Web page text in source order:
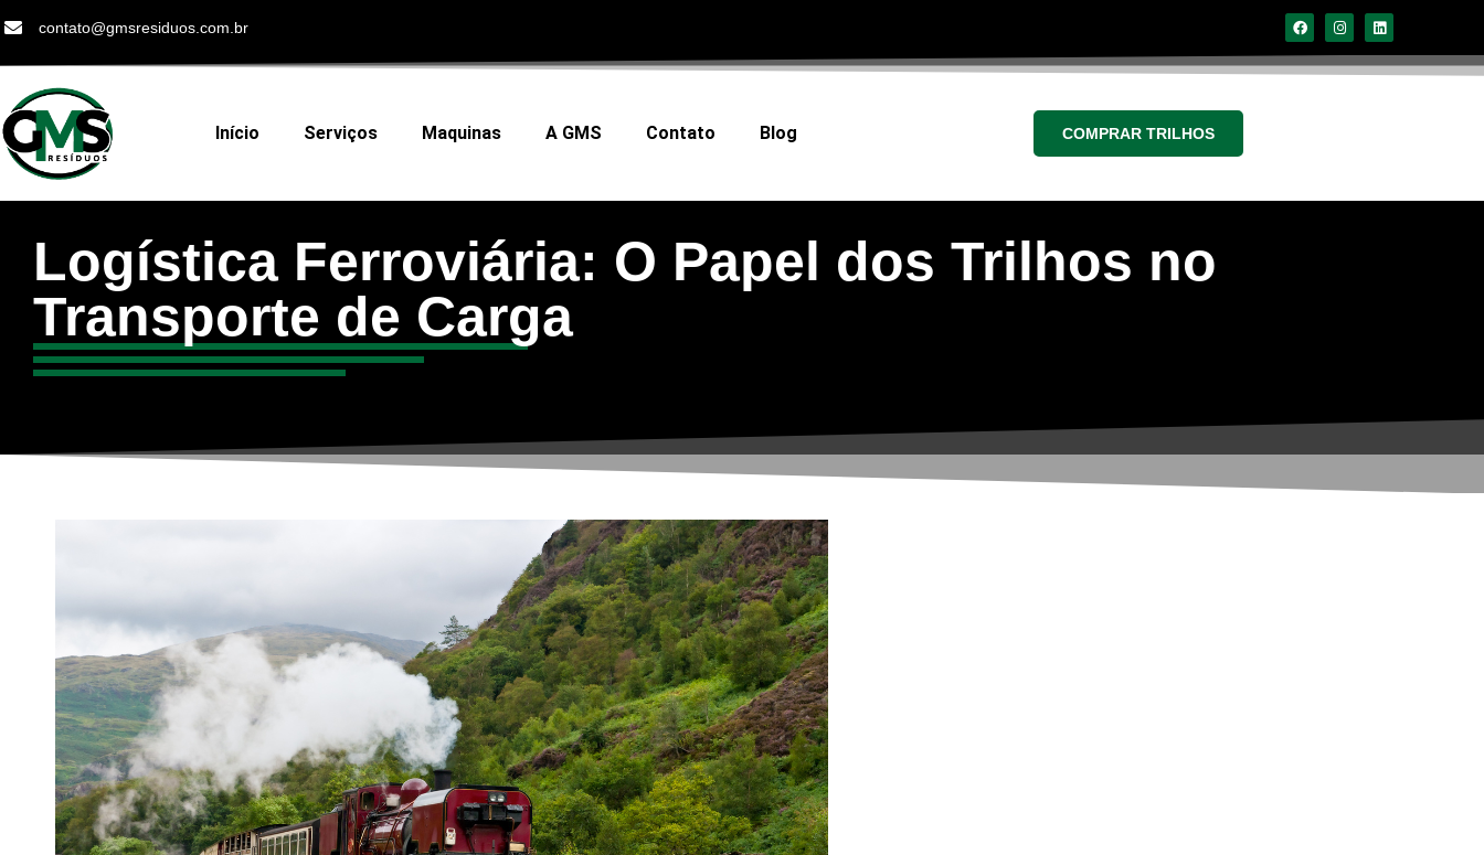
contato@gmsresiduos.com.br
Início Serviços Maquinas A GMS Contato Blog COMPRAR TRILHOS
Logística Ferroviária: O Papel dos Trilhos no
Transporte de Carga